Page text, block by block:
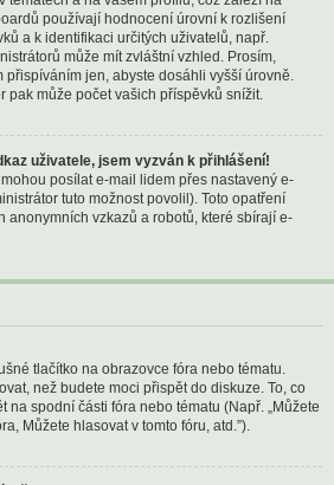
používají hodnocení úrovní k rozlišení
a k identifikaci určitých uživatelů, např.
může mít zvláštní vzhled. Prosím,
přispíváním jen, abyste dosáhli vyšší úrovně.
pak může počet vašich příspěvků snížit.
uživatele, jsem vyzván k přihlášení!
posílat e-mail lidem přes nastavený e-
tuto možnost povolil). Toto opatření
anonymních vzkazů a robotů, které sbírají e-
tlačítko na obrazovce fóra nebo tématu.
než budete moci přispět do diskuze. To, co
na spodní části fóra nebo tématu (Např. „Můžete
Můžete hlasovat v tomto fóru, atd.”).